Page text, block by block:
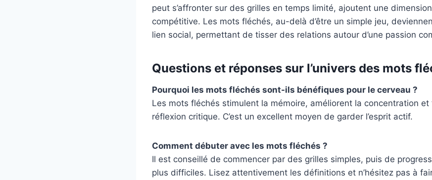
peut s’affronter sur des grilles en temps limité, ajoutent une
compétitive. Les mots fléchés, au-delà d’être un simple jeu,
lien social, permettant de tisser des relations autour d’une passion
Questions et réponses sur l’univers des mots
Pourquoi les mots fléchés sont-ils bénéfiques pour le cerveau ?
Les mots fléchés stimulent la mémoire, améliorent la concentration et
réflexion critique. C’est un excellent moyen de garder l’esprit actif.
Comment débuter avec les mots fléchés ?
Il est conseillé de commencer par des grilles simples, puis de
plus difficiles. Lisez attentivement les définitions et n’hésitez pas à